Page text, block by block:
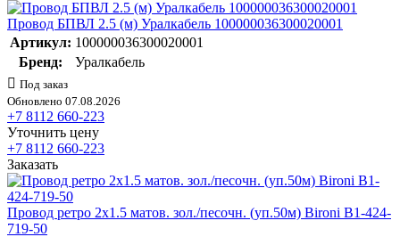
Провод БПВЛ 2.5 (м) Уралкабель 100000036300020001
Артикул: 100000036300020001
Бренд:
Уралкабель
Под заказ
Обновлено 07.08.2026
+7 8112 660-223
Уточнить цену
+7 8112 660-223
Заказать
Провод ретро 2х1.5 матов. зол./песочн. (уп.50м) Bironi B1-424-
719-50